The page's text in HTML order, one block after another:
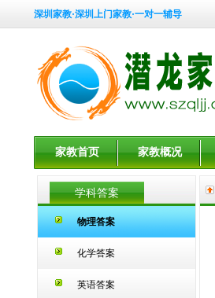
深圳家教·深圳上门家教·一对一辅导
家教首页 家教概况
学科答案
物理答案
化学答案
英语答案